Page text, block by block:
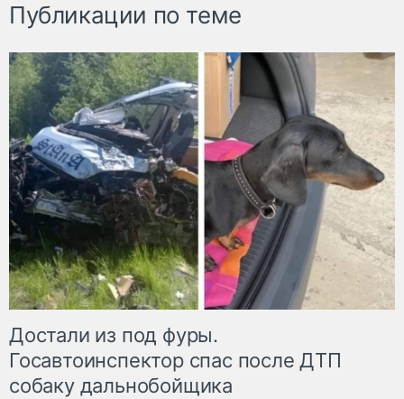
Публикации по теме
Достали из под фуры.
Госавтоинспектор спас после ДТП
собаку дальнобойщика